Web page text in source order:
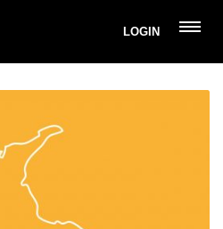
LOGIN